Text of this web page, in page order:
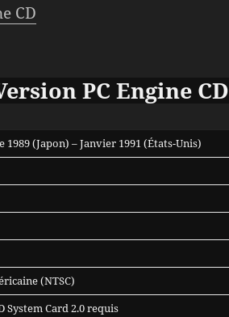
CD
PC Engine CD
1989 (Japon) – Janvier 1991 (États-Unis)
(NTSC)
System Card 2.0 requis